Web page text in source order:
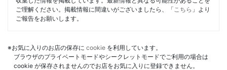
ご理解ください。掲載情報に間違いがございましたら、「 こちら 」より
ご報告をお願いします。
※お気に入りのお店の保存に cookie を利用しています。
ブラウザのプライベートモードやシークレットモードでご利用の場合は
cookie が保存されませんのでお店をお気に入りに登録できません。